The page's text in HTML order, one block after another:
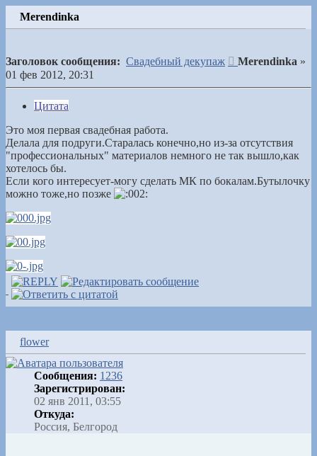
Merendinka
Заголовок сообщения: Свадебный декупаж Сообщение
Merendinka »
01 фев 2012, 20:31
Цитата
Это моя первая свадебная работа.
Делала для подруги.Старалась конечно,но из-за отсутствия
"профессиональных" материалов немного не так вышло,как
хотелось бы.
Если кого интересует-могу сделать МК по бокалам.Бутылочку
можно тоже,но позже
flower
Сообщения: 1236
Зарегистрирован:
02 янв 2011, 03:55
Откуда:
Россия, Белгород